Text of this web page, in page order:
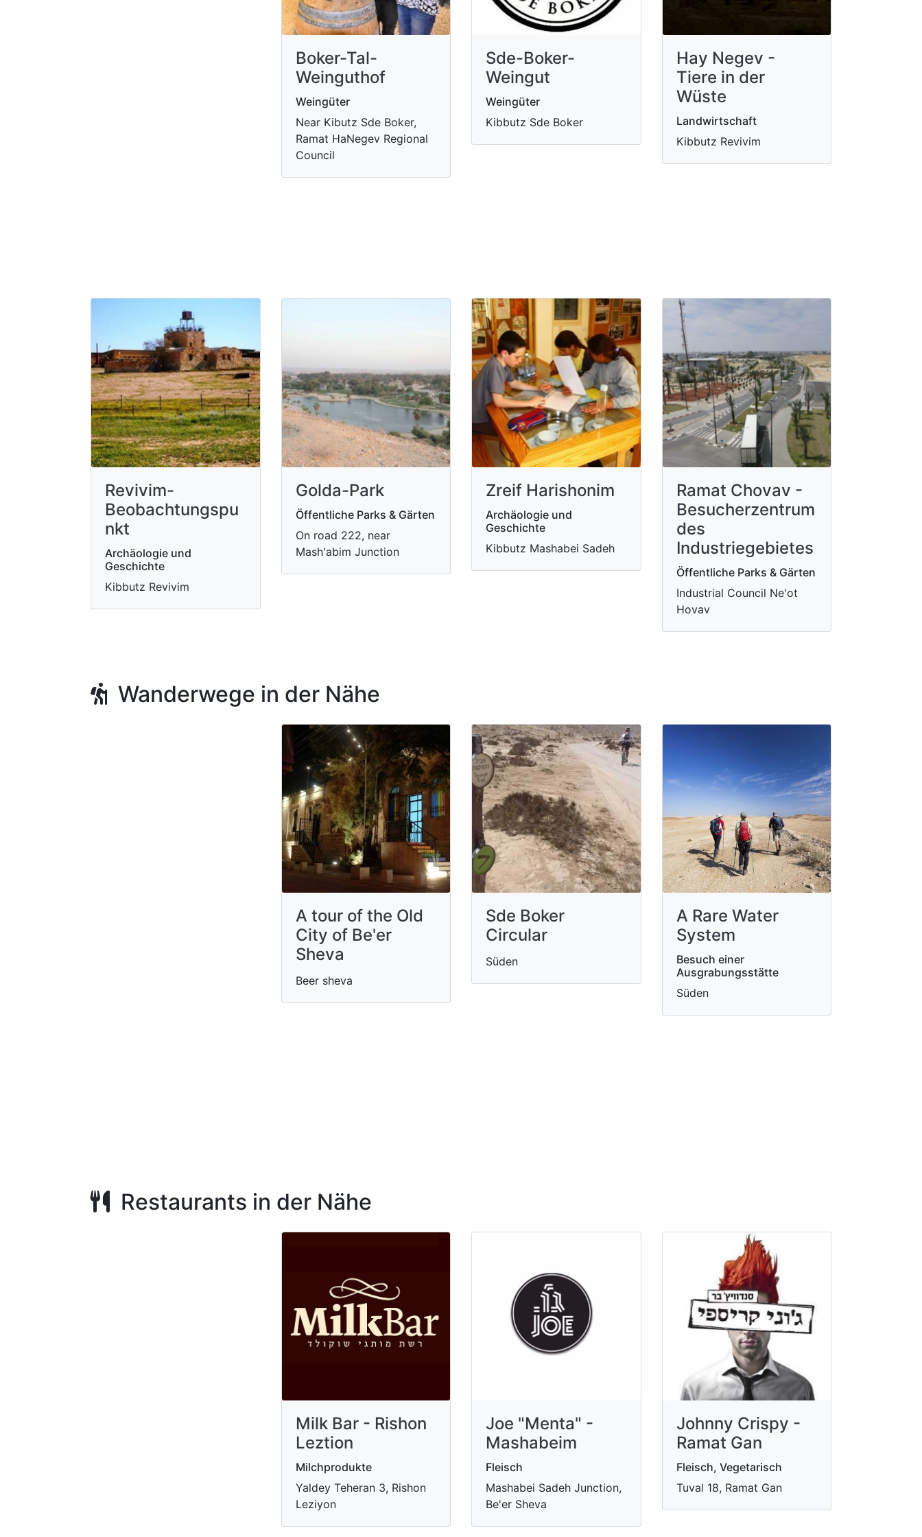
Boker-Tal-
Weinguthof
Weingüter
Near Kibutz Sde Boker,
Ramat HaNegev Regional
Council
Sde-Boker-
Weingut
Weingüter
Kibbutz Sde Boker
Hay Negev -
Tiere in der
Wüste
Landwirtschaft
Kibbutz Revivim
Revivim-
Beobachtungspu
nkt
Archäologie und
Geschichte
Kibbutz Revivim
Golda-Park
Öffentliche Parks & Gärten
On road 222, near
Mash'abim Junction
Zreif Harishonim
Archäologie und
Geschichte
Kibbutz Mashabei Sadeh
Ramat Chovav -
Besucherzentrum
des
Industriegebietes
Öffentliche Parks & Gärten
Industrial Council Ne'ot
Hovav
Wanderwege in der Nähe
A tour of the Old
City of Be'er
Sheva
Beer sheva
Sde Boker
Circular
Süden
A Rare Water
System
Besuch einer
Ausgrabungsstätte
Süden
Restaurants in der Nähe
Milk Bar - Rishon
Leztion
Milchprodukte
Yaldey Teheran 3, Rishon
Leziyon
Joe "Menta" -
Mashabeim
Fleisch
Mashabei Sadeh Junction,
Be'er Sheva
Johnny Crispy -
Ramat Gan
Fleisch, Vegetarisch
Tuval 18, Ramat Gan